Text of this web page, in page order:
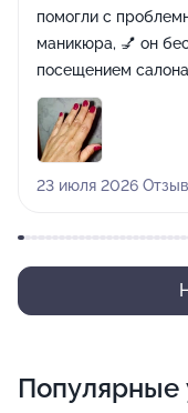
помогли с
маникюра, 💅 он
посещением
зайти,оказалось
салон, теперь
только не узнала
23 июля 2026
Популярные